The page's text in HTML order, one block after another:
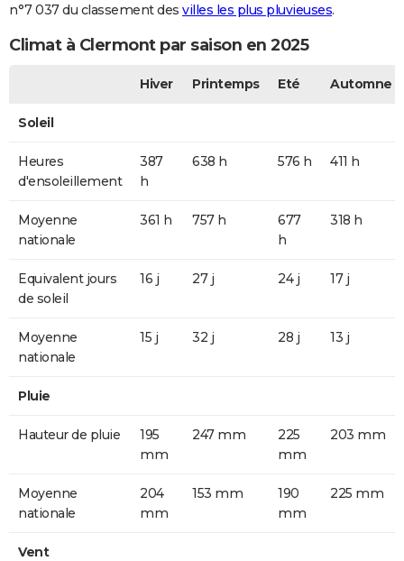
n°7 037 du classement des villes les plus pluvieuses.
Climat à Clermont par saison en 2025
Hiver Printemps Eté Automne
Soleil
Heures
d'ensoleillement
387
h
638 h 576 h 411 h
Moyenne
nationale
361 h 757 h
677
h
318 h
Equivalent jours
de soleil
16 j 27 j 24 j 17 j
Moyenne
nationale
15 j 32 j 28 j 13 j
Pluie
Hauteur de pluie
195
mm
247 mm
225
mm
203 mm
Moyenne
nationale
204
mm
153 mm
190
mm
225 mm
Vent